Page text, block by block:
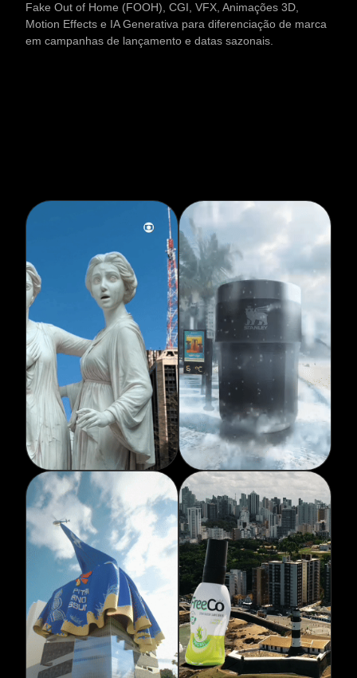
Fake Out of Home (FOOH), CGI, VFX, Animações 3D,
Motion Effects e IA Generativa para diferenciação de marca
em campanhas de lançamento e datas sazonais.